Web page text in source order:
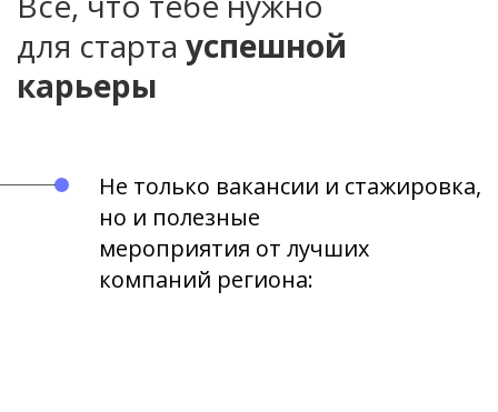
для старта успешной
карьеры
Не только вакансии и стажировка,
но и полезные
мероприятия от лучших
компаний региона: